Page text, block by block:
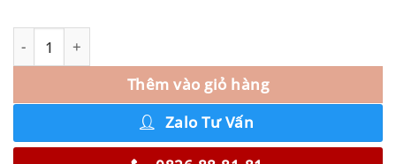
Thêm vào giỏ hàng
Zalo Tư Vấn